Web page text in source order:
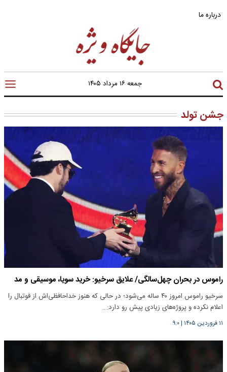
درباره ما
جمعه ۱۶ مرداد ۱۴۰۵
جشن تولد
راموس در بحران چهل‌سالگی/ علایق سرخیو: خرید سویا، موسیقی و مد
سرخیو راموس امروز ۴۰ ساله می‌شود؛ در حالی که هنوز خداحافظی‌اش از فوتبال را
اعلام نکرده و پروژه‌های زیادی پیش رو دارد:…
۱۱ فروردین ۱۴۰۵ |۹:۰